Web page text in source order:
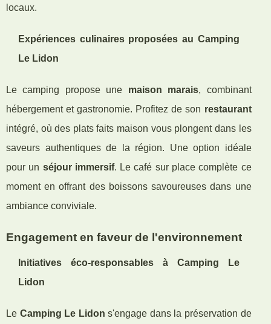
locaux.
Expériences culinaires proposées au Camping
Le Lidon
Le camping propose une maison marais, combinant
hébergement et gastronomie. Profitez de son restaurant
intégré, où des plats faits maison vous plongent dans les
saveurs authentiques de la région. Une option idéale
pour un séjour immersif. Le café sur place complète ce
moment en offrant des boissons savoureuses dans une
ambiance conviviale.
Engagement en faveur de l'environnement
Initiatives éco-responsables à Camping Le
Lidon
Le Camping Le Lidon s'engage dans la préservation de